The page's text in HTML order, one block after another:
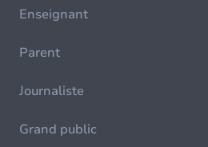
Enseignant
Parent
Journaliste
Grand public